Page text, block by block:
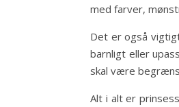
med farver,
Det er også
barnligt eller
skal være
Alt i alt er